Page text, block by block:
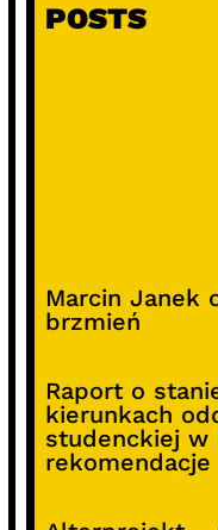
POSTS
Marcin Janek
brzmień
Raport o
kierunkach
studenckiej w
rekomendacje